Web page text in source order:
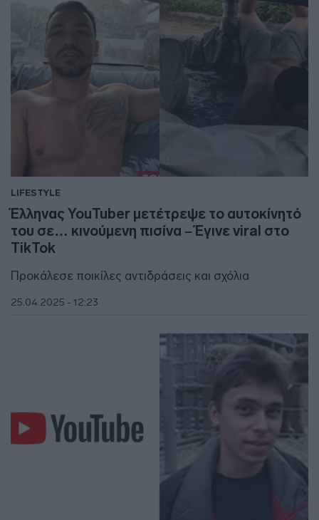
LIFESTYLE
Έλληνας YouTuber μετέτρεψε το αυτοκίνητό
του σε… κινούμενη πισίνα – Έγινε viral στο
TikTok
Προκάλεσε ποικίλες αντιδράσεις και σχόλια
25.04.2025 - 12:23